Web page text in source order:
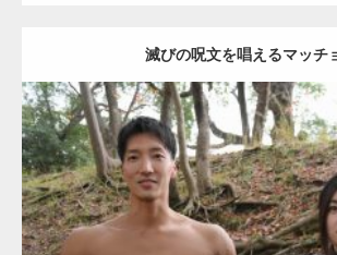
滅びの呪文を唱えるマッチ
Update:2021.07.8
Category:公園のマッチョ その他 AKIHITO(細マ
【TV】TBS番組「ひるお
ラスが紹介されま…
TOKYO FMラジオ番組「
で紹介さ…